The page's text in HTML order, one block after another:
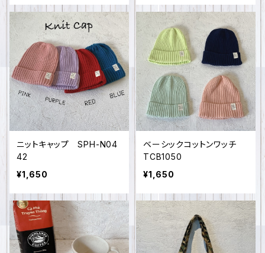
ニットキャップ SPH-N04
42
¥1,650
ベーシックコットンワッチ
TCB1050
¥1,650